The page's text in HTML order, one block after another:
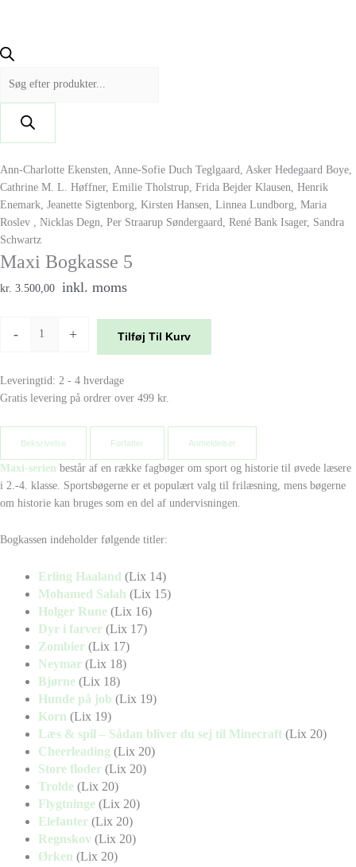
Ann-Charlotte Ekensten, Anne-Sofie Duch Teglgaard, Asker Hedegaard Boye,
Cathrine M. L. Høffner, Emilie Tholstrup, Frida Bejder Klausen, Henrik
Enemark, Jeanette Sigtenborg, Kirsten Hansen, Linnea Lundborg, Maria
Roslev , Nicklas Degn, Per Straarup Søndergaard, René Bank Isager, Sandra
Schwartz
Maxi Bogkasse 5
kr. 3.500,00 inkl. moms
- + Tilføj Til Kurv
Leveringtid: 2 - 4 hverdage
Gratis levering på ordrer over 499 kr.
Beksrivelse Forfatter Anmeldelser
Maxi-serien består af en række fagbøger om sport og historie til øvede læsere
i 2.-4. klasse. Sportsbøgerne er et populært valg til frilæsning, mens bøgerne
om historie kan bruges som en del af undervisningen.
Bogkassen indeholder følgende titler:
Erling Haaland (Lix 14)
Mohamed Salah (Lix 15)
Holger Rune (Lix 16)
Dyr i farver (Lix 17)
Zombier (Lix 17)
Neymar (Lix 18)
Bjørne (Lix 18)
Hunde på job (Lix 19)
Korn (Lix 19)
Læs & spil – Sådan bliver du sej til Minecraft (Lix 20)
Cheerleading (Lix 20)
Store floder (Lix 20)
Trolde (Lix 20)
Flygtninge (Lix 20)
Elefanter (Lix 20)
Regnskov (Lix 20)
Ørken (Lix 20)